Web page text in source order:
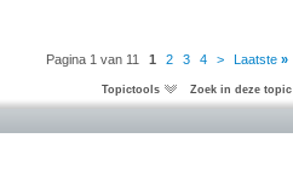
Pagina 1 van 11 1 2 3 4 > Laatste »
Topictools Zoek in deze topic